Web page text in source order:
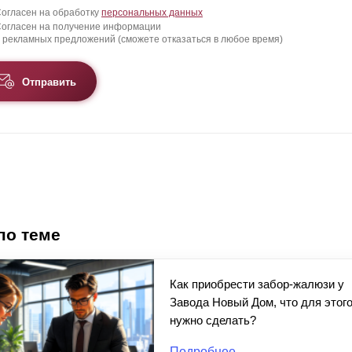
на обработку персональных данных
на получение информации
рекламных предложений (сможете отказаться в любое время)
Отправить
теме
Как приобрести забор-жалюзи у
Завода Новый Дом, что для этого
нужно сделать?